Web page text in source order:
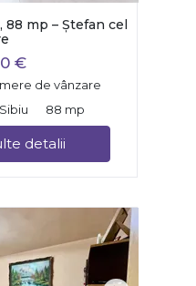
mp – Ștefan cel
€
de vânzare
88 mp
detalii